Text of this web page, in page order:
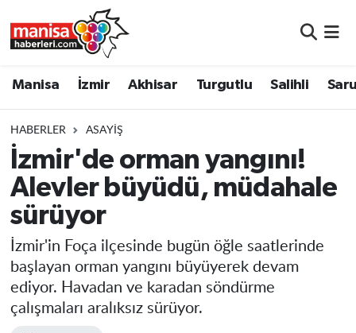
Manisa İzmir Akhisar Turgutlu Salihli
HABERLER ASAYIŞ
İzmir'de orman yangını!
Alevler büyüdü, müdahale
sürüyor
İzmir'in Foça ilçesinde bugün öğle saatlerinde
başlayan orman yangını büyüyerek devam
ediyor. Havadan ve karadan söndürme
çalışmaları aralıksız sürüyor.
Turgutlu
Salihli
Saruhanlı
Soma
Manisa Nöbetçi Eczaneler
Manisa Trafik Yoğunluk Haritası
Süper Lig Puan Durumu ve Fikstür
Tüm Manşetler
Son Dakika Haberleri